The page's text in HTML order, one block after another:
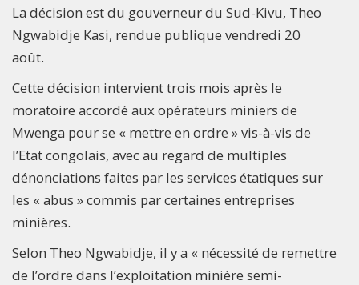
La décision est du gouverneur du Sud-Kivu, Theo
Ngwabidje Kasi, rendue publique vendredi 20
août.
Cette décision intervient trois mois après le
moratoire accordé aux opérateurs miniers de
Mwenga pour se « mettre en ordre » vis-à-vis de
l’Etat congolais, avec au regard de multiples
dénonciations faites par les services étatiques sur
les « abus » commis par certaines entreprises
minières.
Selon Theo Ngwabidje, il y a « nécessité de remettre
de l’ordre dans l’exploitation minière semi-